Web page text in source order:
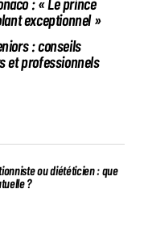
exceptionnel »
: conseils
et professionnels
ou diététicien : que
?